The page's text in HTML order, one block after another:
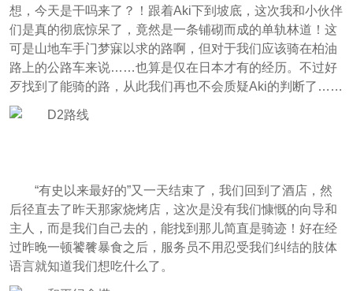
想，今天是干吗来了？！跟着Aki下到坡底，这次我和小伙伴
们是真的彻底惊呆了，竟然是一条铺砌而成的单轨林道！这
可是山地车手门梦寐以求的路啊，但对于我们应该骑在柏油
路上的公路车来说……也算是仅在日本才有的经历。不过好
歹找到了能骑的路，从此我们再也不会质疑Aki的判断了……
“有史以来最好的”又一天结束了，我们回到了酒店，然
后径直去了昨天那家烧烤店，这次是没有我们慷慨的向导和
主人，而是我们自己去的，能找到那儿简直是骑迹！好在经
过昨晚一顿饕餮暴食之后，服务员不用忍受我们纠结的肢体
语言就知道我们想吃什么了。